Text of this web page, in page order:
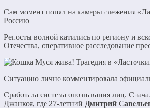
Сам момент попал на камеры слежения
Россию.
Репосты волной катились по региону и
Отечества, оперативное расследование
Ситуацию лично комментировала
Сработала система опознавания лиц.
Джанкоя, где 27-летний Дмитрий